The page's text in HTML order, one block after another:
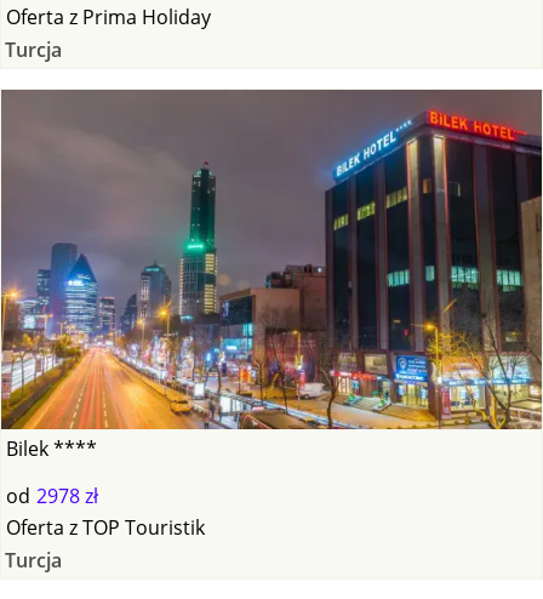
Oferta z Prima Holiday
Turcja
Bilek ****
od 2978 zł
Oferta zTOP Touristik
Turcja